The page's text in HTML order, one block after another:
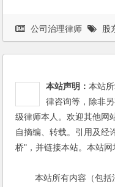
公司治理律师 股
本站声明：本站
律咨询等，除非
级律师本人。欢迎其他网
自摘编、转载。引用及经
桥"，并链接本站。本站网
本站所有内容（包括